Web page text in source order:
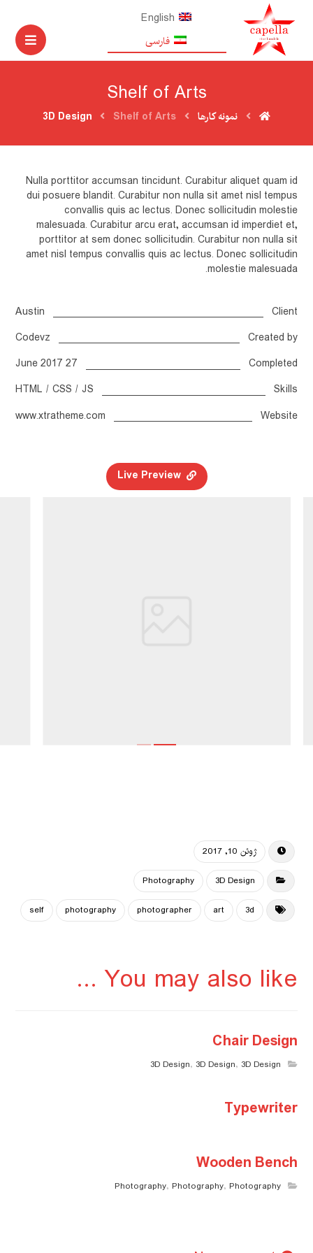
English
فارسی
Shelf of Arts
نمونه کارها 3D Design Shelf of Arts
Nulla porttitor accumsan tincidunt. Curabitur aliquet quam id
dui posuere blandit. Curabitur non nulla sit amet nisl tempus
convallis quis ac lectus. Donec sollicitudin molestie
malesuada. Curabitur arcu erat, accumsan id imperdiet et,
porttitor at sem donec sollicitudin. Curabitur non nulla sit
amet nisl tempus convallis quis ac lectus. Donec sollicitudin
molestie malesuada.
Client
Austin
Created by
Codevz
Completed
27 June 2017
Skills
HTML / CSS / JS
Website
www.xtratheme.com
Live Preview
ژوئن 10, 2017
3D Design
Photography
3d
art
photographer
photography
self
You may also like ...
Chair Design
3D Design, 3D Design, 3D Design
Typewriter
Wooden Bench
Photography, Photography, Photography